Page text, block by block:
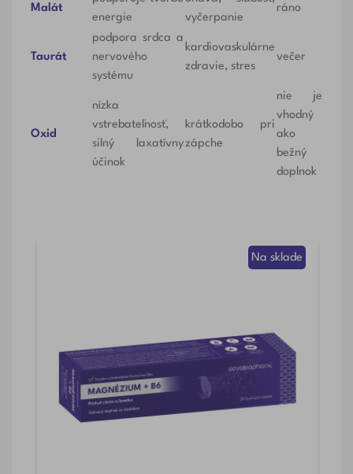
Malát
energie
vyčerpanie
ráno
Taurát
podpora srdca a
nervového
systému
kardiovaskulárne
zdravie, stres
večer
Oxid
nízka
vstrebateľnosť,
silný laxatívny
účinok
krátkodobo pri
zápche
nie je
vhodný
ako
bežný
doplnok
Na sklade